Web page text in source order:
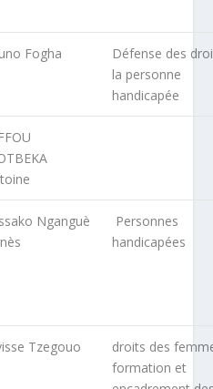
Fogha
Défense des
la personne
handicapée
Nganguè
Personnes
handicapées
Tzegouo
droits des
formation et